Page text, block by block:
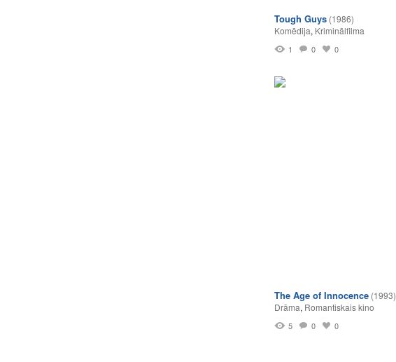
Tough Guys (1986)
Komēdija, Kriminālfilma
1 0 0
The Age of Innocence (1993)
Drāma, Romantiskais kino
5 0 0